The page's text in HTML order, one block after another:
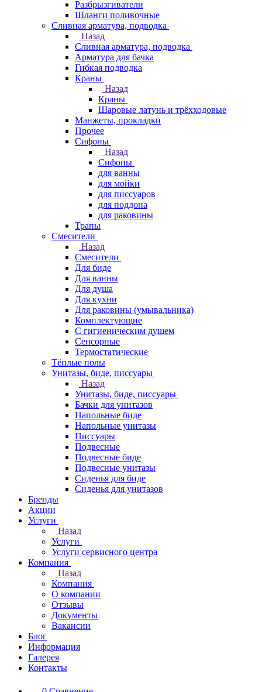
Разбрызгиватели
Шланги поливочные
Сливная арматура, подводка
Назад
Сливная арматура, подводка
Арматура для бачка
Гибкая подводка
Краны
Назад
Краны
Шаровые латунь и трёхходовые
Манжеты, прокладки
Прочее
Сифоны
Назад
Сифоны
для ванны
для мойки
для писсуаров
для поддона
для раковины
Трапы
Смесители
Назад
Смесители
Для биде
Для ванны
Для душа
Для кухни
Для раковины (умывальника)
Комплектующие
С гигиеническим душем
Сенсорные
Термостатические
Тёплые полы
Унитазы, биде, писсуары
Назад
Унитазы, биде, писсуары
Бачки для унитазов
Напольные биде
Напольные унитазы
Писсуары
Подвесные
Подвесные биде
Подвесные унитазы
Сиденья для биде
Сиденья для унитазов
Бренды
Акции
Услуги
Назад
Услуги
Услуги сервисного центра
Компания
Назад
Компания
О компании
Отзывы
Документы
Вакансии
Блог
Информация
Галерея
Контакты